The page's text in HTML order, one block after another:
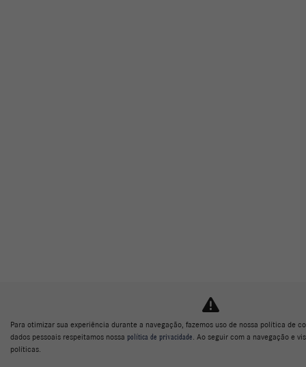
Para otimizar sua experiência durante a navegação, fazemos uso de nossa política de
dados pessoais respeitamos nossa política de privacidade . Ao seguir com a navegação e
políticas.